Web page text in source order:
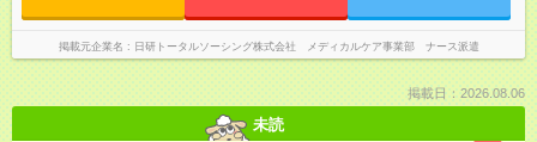
掲載元企業名 日研トータルソーシング株式会社 メディカルケア事業部 ナース派遣
掲載日：2026.08.06
未読